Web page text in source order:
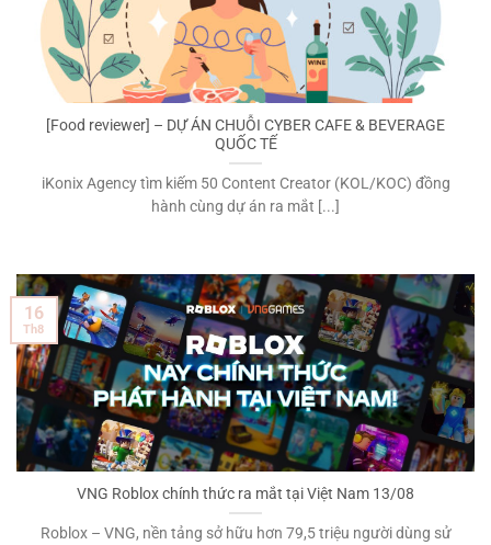
[Food reviewer] – DỰ ÁN CHUỖI CYBER CAFE & BEVERAGE
QUỐC TẾ
iKonix Agency tìm kiếm 50 Content Creator (KOL/KOC) đồng
hành cùng dự án ra mắt [...]
VNG Roblox chính thức ra mắt tại Việt Nam 13/08
Roblox – VNG, nền tảng sở hữu hơn 79,5 triệu người dùng sử
16
Th8